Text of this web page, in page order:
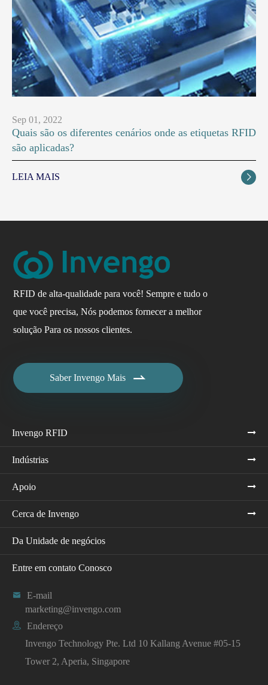
Sep 01, 2022
Quais são os diferentes cenários onde as etiquetas RFID
são aplicadas?
LEIA MAIS 
RFID de alta-qualidade para você! Sempre e tudo o
que você precisa, Nós podemos fornecer a melhor
solução Para os nossos clientes.
Saber Invengo Mais 
Invengo RFID
Indústrias
Apoio
Cerca de Invengo
Da Unidade de negócios
Entre em contato Conosco

E-mail
marketing@invengo.com

Endereço
Invengo Technology Pte. Ltd 10 Kallang Avenue #05-15
Tower 2, Aperia, Singapore